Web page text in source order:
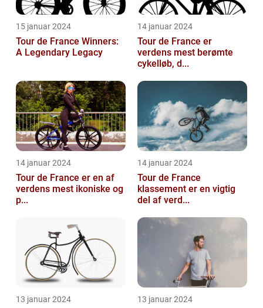
15 januar 2024
Tour de France Winners:
A Legendary Legacy
14 januar 2024
Tour de France er
verdens mest berømte
cykelløb, d...
14 januar 2024
Tour de France er en af
verdens mest ikoniske og
p...
14 januar 2024
Tour de France
klassement er en vigtig
del af verd...
13 januar 2024 13 januar 2024